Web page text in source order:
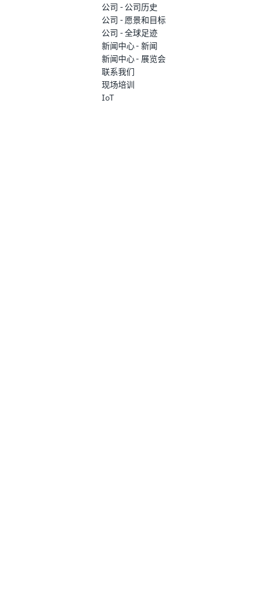
公司 - 公司历史
公司 - 愿景和目标
公司 - 全球足迹
新闻中心 - 新闻
新闻中心 - 展览会
联系我们
现场培训
IoT